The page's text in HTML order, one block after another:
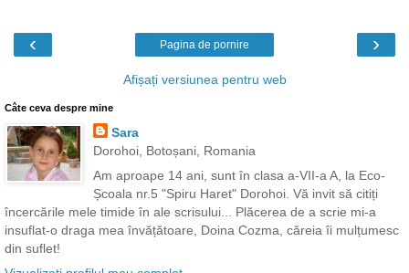
‹ ›
Pagina de pornire
Afișați versiunea pentru web
Câte ceva despre mine
Sara
Dorohoi, Botoșani, Romania
Am aproape 14 ani, sunt în clasa a-VII-a A, la Eco-
Școala nr.5 "Spiru Haret" Dorohoi. Vă invit să citiți
încercările mele timide în ale scrisului... Plăcerea de a scrie mi-a
insuflat-o draga mea învățătoare, Doina Cozma, căreia îi mulțumesc
din suflet!